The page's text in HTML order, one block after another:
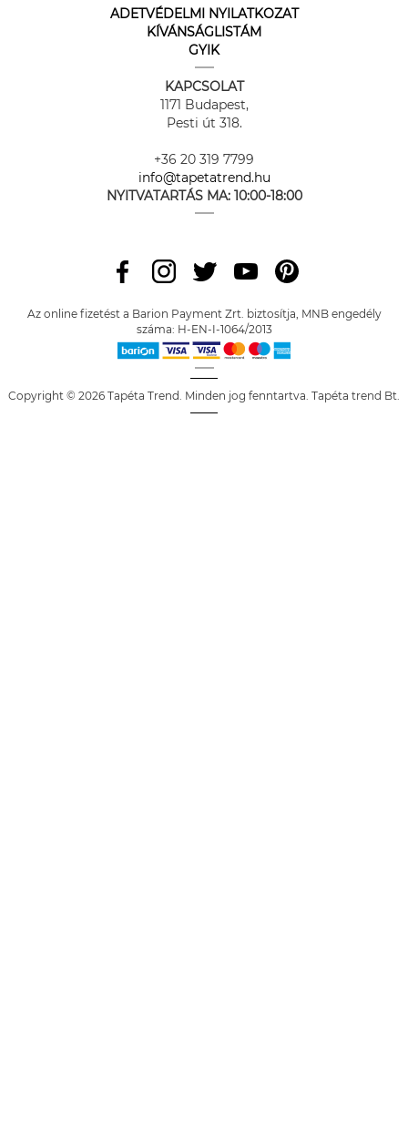
ADETVÉDELMI NYILATKOZAT
KÍVÁNSÁGLISTÁM
GYIK
KAPCSOLAT
1171 Budapest,
Pesti út 318.
+36 20 319 7799
info@tapetatrend.hu
NYITVATARTÁS MA: 10:00-18:00
Az online fizetést a Barion Payment Zrt. biztosítja, MNB engedély
száma: H-EN-I-1064/2013
Copyright © 2026 Tapéta Trend. Minden jog fenntartva. Tapéta trend Bt.